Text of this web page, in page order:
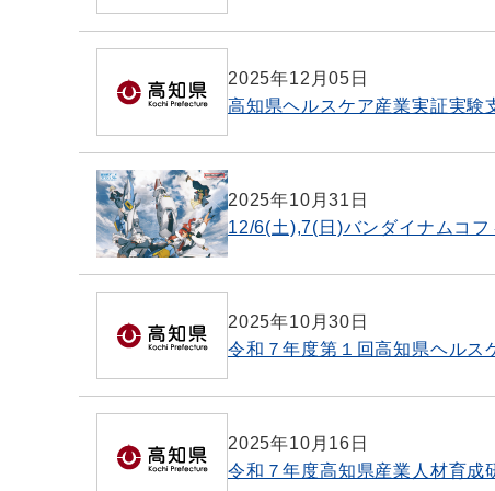
2025年12月05日
高知県ヘルスケア産業実証実験
2025年10月31日
12/6(土),7(日)バンダイナムコ
2025年10月30日
令和７年度第１回高知県ヘルス
2025年10月16日
令和７年度高知県産業人材育成